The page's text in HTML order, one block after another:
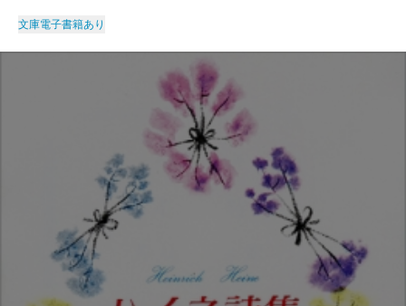
文庫電子書籍あり